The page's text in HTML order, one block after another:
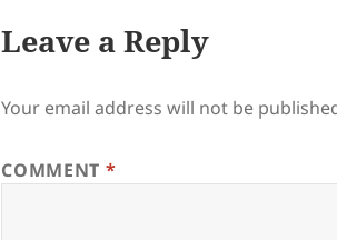
Leave a Reply
Your email address will not be
COMMENT *